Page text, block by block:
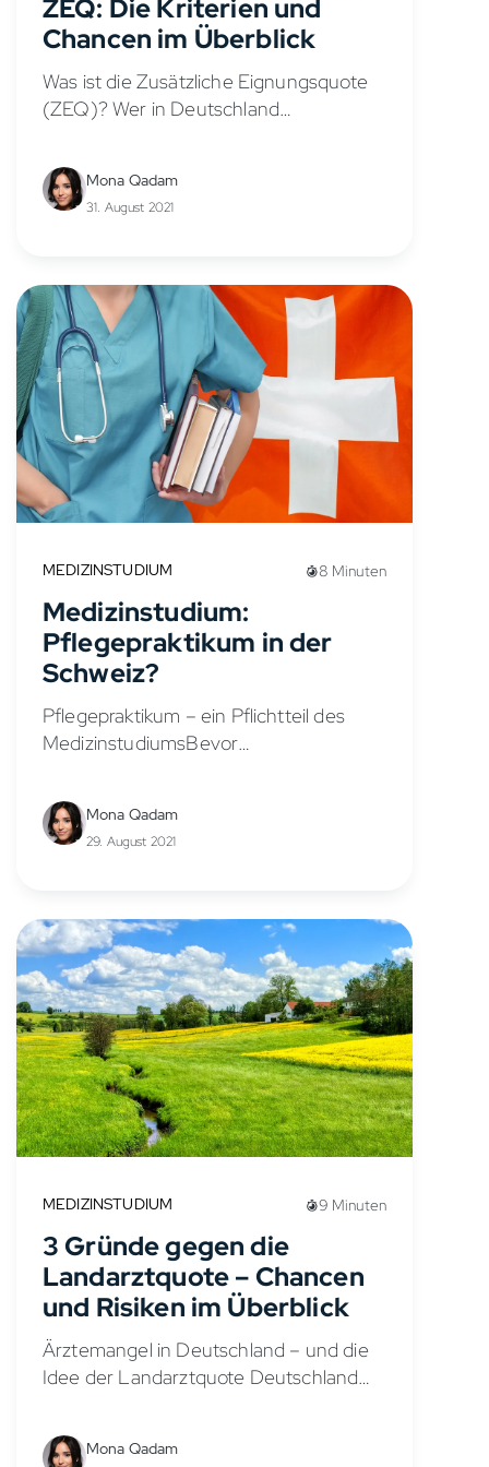
ZEQ: Die Kriterien und
Chancen im Überblick
Was ist die Zusätzliche Eignungsquote
(ZEQ)? Wer in Deutschland
durch ein bundesweit einheitliches
Auswahlverfahren. Dieses Verfahren
wird über die Plattform
Mona Qadam
31. August 2021
MEDIZINSTUDIUM 8 Minuten
Medizinstudium:
Pflegepraktikum in der
Schweiz?
Pflegepraktikum – ein Pflichtteil des
MedizinstudiumsBevor
Medizinstudierende ihr erstes
Staatsexamen (das sogenannte
Physikum) ablegen dürfen, müssen sie
soll ein grundlegendes...
Mona Qadam
29. August 2021
MEDIZINSTUDIUM 9 Minuten
3 Gründe gegen die
Landarztquote – Chancen
und Risiken im Überblick
Ärztemangel in Deutschland – und die
Idee der Landarztquote Deutschland
wachsenden Ärztemangel – besonders
in ländlichen Regionen. Ein zentrales
Mona Qadam